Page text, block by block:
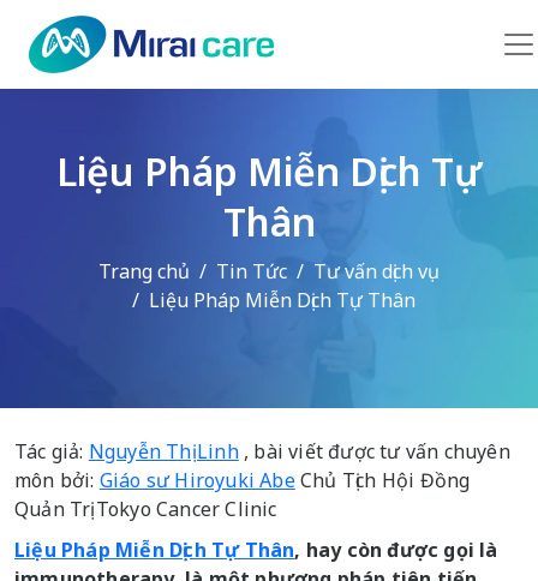
Liệu Pháp Miễn Dịch Tự
Thân
Trang chủ Tin Tức
Tư vấn dịch vụ
Liệu Pháp Miễn Dịch Tự Thân
Tác giả: Nguyễn Thị Linh, bài viết được tư vấn chuyên
môn bởi: Giáo sư Hiroyuki AbeChủ Tịch Hội Đồng
Quản Trị Tokyo Cancer Clinic
Liệu Pháp Miễn Dịch Tự Thân, hay còn được gọi là